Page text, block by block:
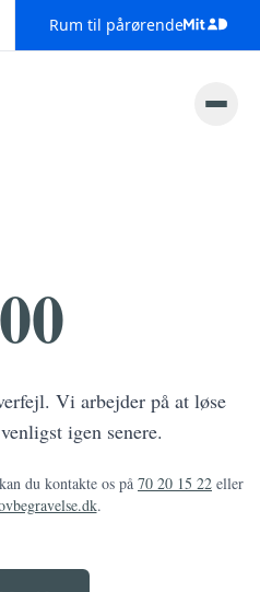
Rum til pårørende
Vi arbejder på at løse
igen senere.
du kontakte os på 70 20 15 22 eller
.